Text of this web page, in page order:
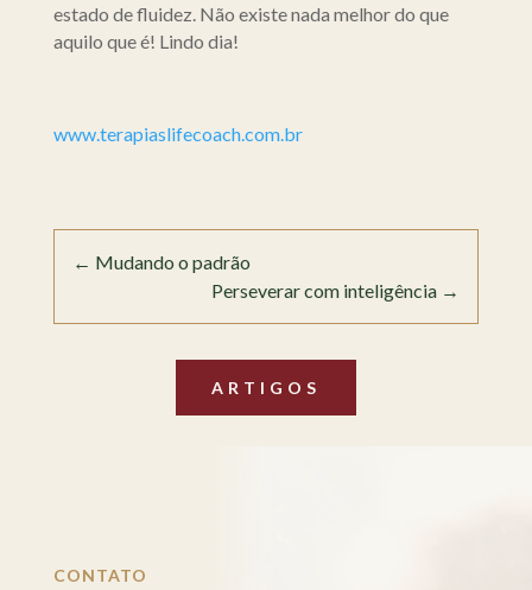
estado de fluidez. Não existe nada melhor do que
aquilo que é! Lindo dia!
www.terapiaslifecoach.com.br
← Mudando o padrão
Perseverar com inteligência →
ARTIGOS
CONTATO